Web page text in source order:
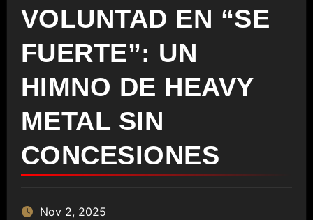
VOLUNTAD EN “SE
FUERTE”: UN
HIMNO DE HEAVY
METAL SIN
CONCESIONES
Nov 2, 2025